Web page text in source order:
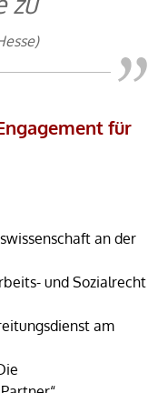
für
an der
und Sozialrecht
am